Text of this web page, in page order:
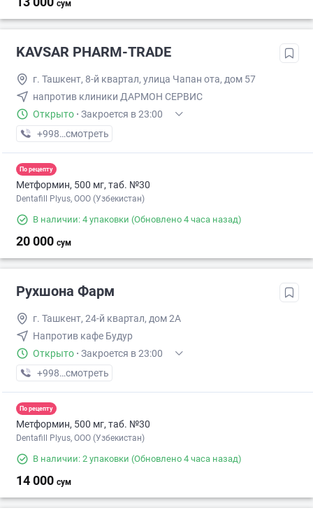
сум
KAVSAR PHARM-TRADE
г. Ташкент, 8-й квартал, улица Чапан ота, дом 57
напротив клиники ДАРМОН СЕРВИС
Открыто · Закроется в 23:00
+998 (88) XXX-XX-XX
смотреть
По рецепту
Метформин, 500 мг, таб. №30
Dentafill Plyus, ООО (Узбекистан)
В наличии: 4 упаковки (Обновлено 4 часа назад)
20 000 сум
Рухшона Фарм
г. Ташкент, 24-й квартал, дом 2А
Напротив кафе Будур
Открыто · Закроется в 23:00
+998 (98) XXX-XX-XX
смотреть
По рецепту
Метформин, 500 мг, таб. №30
Dentafill Plyus, ООО (Узбекистан)
В наличии: 2 упаковки (Обновлено 4 часа назад)
14 000 сум